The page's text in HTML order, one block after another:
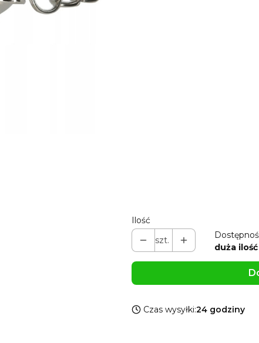
Możesz dodać pudełeczko
Ilość
szt.
duża ilość
Czas wysyłki:24 godziny